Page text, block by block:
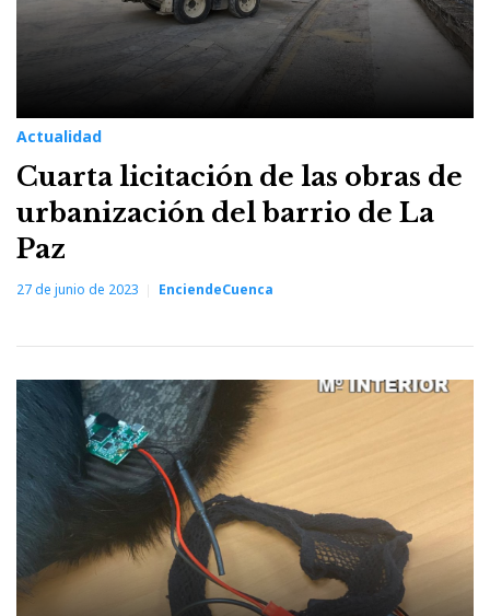
Actualidad
Cuarta licitación de las obras de
urbanización del barrio de La
Paz
27 de junio de 2023 EnciendeCuenca